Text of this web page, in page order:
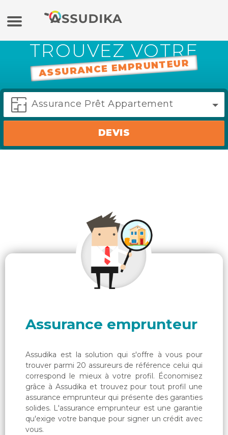
Assurance auto
Assurance moto
Assurance habitation
Assurance emprunteur
Assurance particulier
Assurance entreprise
Qui sommes-nous ?
TROUVEZ VOTRE
ASSURANCE EMPRUNTEUR
Assurance Prêt Appartement
DEVIS
Assurance emprunteur
Assudika est la solution qui s'offre à vous pour
trouver parmi 20 assureurs de référence celui qui
correspond le mieux à votre profil. Économisez
grâce à Assudika et trouvez pour tout profil une
assurance emprunteur qui présente des garanties
solides. L'assurance emprunteur est une garantie
qu'exige votre banque pour signer un crédit avec
vous.